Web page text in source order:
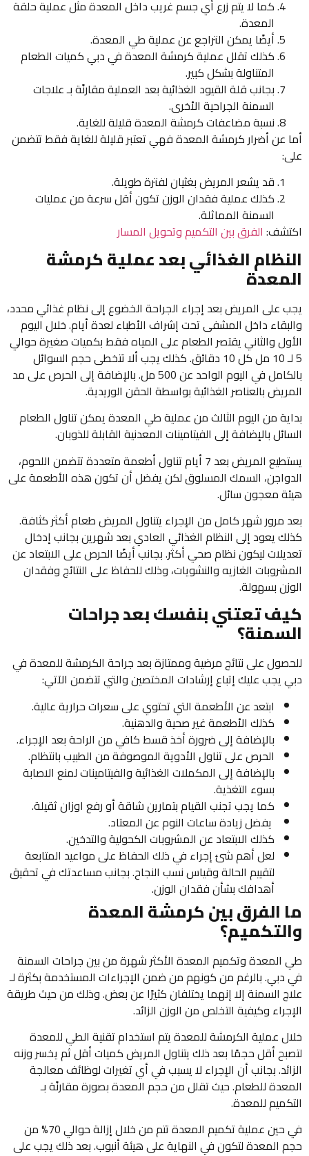
كما لا يتم زرع أي جسم غريب داخل المعدة مثل عملية حلقة
المعدة.
أيضًا يمكن التراجع عن عملية طي المعدة.
كذلك تقلل عملية كرمشة المعدة في دبي كميات الطعام
المتناولة بشكل كبير.
بجانب قلة القيود الغذائية بعد العملية مقارنًة بـ علاجات
السمنة الجراحية الأخرى.
نسبة مضاعفات كرمشة المعدة قليلة للغاية.
أما عن أضرار كرمشة المعدة فهي تعتبر قليلة للغاية فقط تتضمن
على:
قد يشعر المريض بغثيان لفترة طويلة.
كذلك عملية فقدان الوزن تكون أقل سرعة من عمليات
السمنة المماثلة.
اكتشف: الفرق بين التكميم وتحويل المسار
النظام الغذائي بعد عملية كرمشة
المعدة
يجب على المريض بعد إجراء الجراحة الخضوع إلى نظام غذائي محدد،
والبقاء داخل المشفى تحت إشراف الأطباء لعدة أيام. خلال اليوم
الأول والثاني يقتصر الطعام على المياه فقط بكميات صغيرة حوالي
5 لـ 10 مل كل 10 دقائق. كذلك يجب ألا تتخطى حجم السوائل
بالكامل في اليوم الواحد عن 500 مل. بالإضافة إلى الحرص على مد
المريض بالعناصر الغذائية بواسطة الحقن الوريدية.
بداية من اليوم الثالث من عملية طي المعدة يمكن تناول الطعام
السائل بالإضافة إلى الفيتامينات المعدنية القابلة للذوبان.
يستطيع المريض بعد 7 أيام تناول أطعمة متعددة تتضمن اللحوم،
الدواجن، السمك المسلوق لكن يفضل أن تكون هذه الأطعمة على
هيئة معجون سائل.
بعد مرور شهر كامل من الإجراء يتناول المريض طعام أكثر كثافة.
كذلك يعود إلى النظام الغذائي العادي بعد شهرين بجانب إدخال
تعديلات ليكون نظام صحي أكثر. بجانب أيضًا الحرص على الابتعاد عن
المشروبات الغازيه والنشويات، وذلك للحفاظ على النتائج وفقدان
الوزن بسهولة.
كيف تعتني بنفسك بعد جراحات
السمنة؟
للحصول على نتائج مرضية وممتازة بعد جراحة الكرمشة للمعدة في
دبي يجب عليك إتباع إرشادات المختصين والتي تتضمن الآتي:
ابتعد عن الأطعمة التي تحتوي على سعرات حرارية عالية.
كذلك الأطعمة غير صحية والدهنية.
بالإضافة إلى ضرورة أخذ قسط كافي من الراحة بعد الإجراء.
الحرص على تناول الأدوية الموصوفة من الطبيب بانتظام.
بالإضافة إلى المكملات الغذائية والفيتامينات لمنع الاصابة
بسوء التغذية.
كما يجب تجنب القيام بتمارين شاقة أو رفع اوزان ثقيلة.
يفضل زيادة ساعات النوم عن المعتاد.
كذلك الابتعاد عن المشروبات الكحولية والتدخين.
لعل أهم شئ إجراء في ذلك الحفاظ على مواعيد المتابعة
لتقييم الحالة وقياس نسب النجاح. بجانب مساعدتك في تحقيق
أهدافك بشأن فقدان الوزن.
ما الفرق بين كرمشة المعدة
والتكميم؟
طي المعدة وتكميم المعدة الأكثر شهرة من بين جراحات السمنة
في دبي. بالرغم من كونهم من ضمن الإجراءات المستخدمة بكثرة لـ
علاج السمنة إلا إنهما يختلفان كثيرًا عن بعض. وذلك من حيث طريقة
الإجراء وكيفية التخلص من الوزن الزائد.
خلال عملية الكرمشة للمعدة يتم استخدام تقنية الطي للمعدة
لتصبح أقل حجمًا بعد ذلك يتناول المريض كميات أقل ثم يخسر وزنه
الزائد. بجانب أن الإجراء لا يسبب في أي تغيرات لوظائف معالجة
المعدة للطعام. حيث تقلل من حجم المعدة بصورة مقارنًة بـ
التكميم للمعدة.
في حين عملية تكميم المعدة تتم من خلال إزالة حوالي 70% من
حجم المعدة لتكون في النهاية على هيئة أنبوب. بعد ذلك يجب على